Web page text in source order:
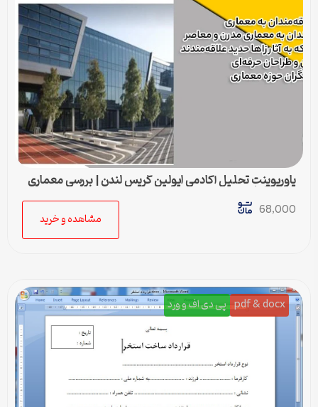
پاورپوینت تحلیل آکادمی ایولین گریس لندن | بررسی معماری
مدرن زاها حدید
68,000
مشاهده و خرید
pdf & docx پی دی اف و ورد